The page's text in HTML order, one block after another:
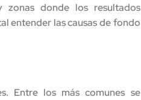
donde los resultados
entender las causas de fondo
Entre los más comunes se